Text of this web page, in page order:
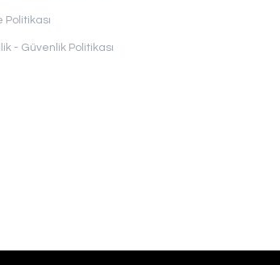
Politikası
- Güvenlik Politikası